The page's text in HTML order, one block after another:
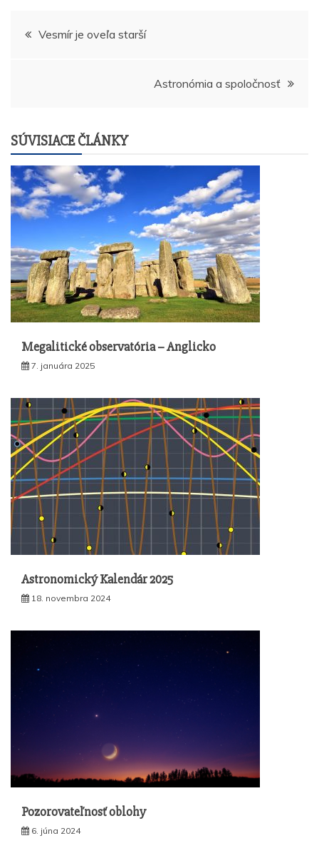
Navigácia
Vesmír je oveľa starší
Astronómia a spoločnosť
SÚVISIACE ČLÁNKY
Megalitické observatória – Anglicko
7. januára 2025
Astronomický Kalendár 2025
18. novembra 2024
Pozorovateľnosť oblohy
6. júna 2024